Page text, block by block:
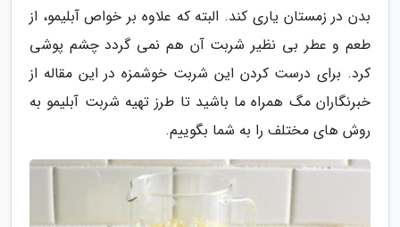
بدن در زمستان یاری کند. البته که علاوه بر خواص آبلیمو، از
طعم و عطر بی نظیر شربت آن هم نمی گردد چشم پوشی
کرد. برای درست کردن این شربت خوشمزه در این مقاله از
خبرنگاران مگ همراه ما باشید تا طرز تهیه شربت آبلیمو به
روش های مختلف را به شما بگوییم.